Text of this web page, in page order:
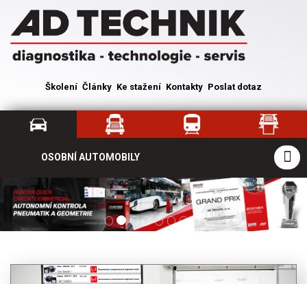
Školení Články Ke stažení Kontakty Poslat dotaz
OSOBNÍ AUTOMOBILY